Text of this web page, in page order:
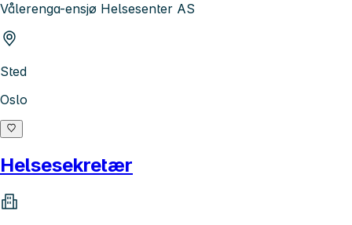
Vålerenga-ensjø Helsesenter AS
Sted
Oslo
Helsesekretær